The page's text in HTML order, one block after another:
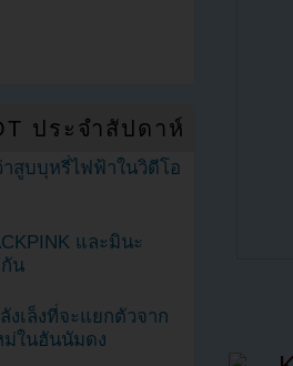
ประจำสัปดาห์
สูบบุหรี่ไฟฟ้าในวิดีโอ
และมินะ
น
งเล็งที่จะแยกตัวจาก
ในฮันนัมดง